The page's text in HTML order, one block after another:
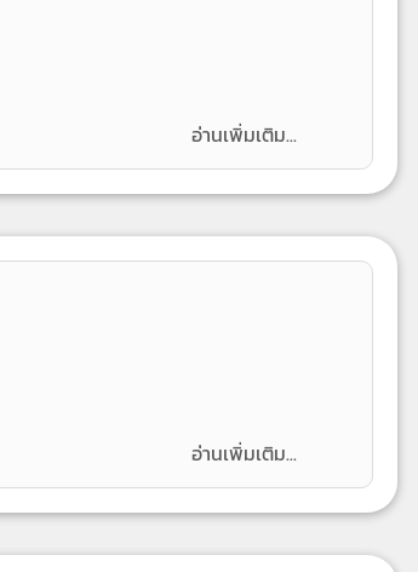
อ่านเพิ่มเติม...
อ่านเพิ่มเติม...